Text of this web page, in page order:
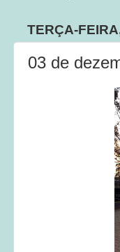
TERÇA-
03 de